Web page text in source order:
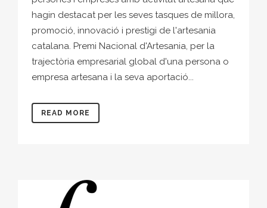
hagin destacat per les seves tasques de millora,
promoció, innovació i prestigi de l'artesania
catalana. Premi Nacional d'Artesania, per la
trajectòria empresarial global d'una persona o
empresa artesana i la seva aportació...
READ MORE